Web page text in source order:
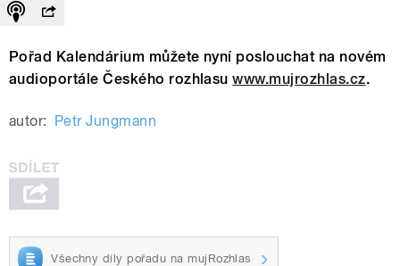
Pořad Kalendárium můžete nyní poslouchat na novém
audioportále Českého rozhlasuwww.mujrozhlas.cz.
autor: Petr Jungmann
Všechny díly pořadu na mujRozhlas